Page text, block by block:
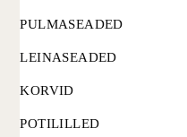
PULMASEADED
LEINASEADED
KORVID
POTILILLED